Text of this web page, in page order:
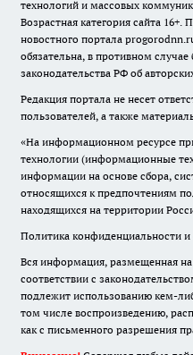
технологий и массовых
Возрастная категория сайта
новостного портала
обязательна, в противном
законодательства РФ об
Редакция портала не несет
пользователей, а также
«На информационном ресурсе
технологии (информационные
информации на основе сбора,
относящихся к предпочтениям
находящихся на территории
Политика конфиденциальности
Вся информация, размещенная на
соответствии с
подлежит использованию кем-
том числе воспроизведению,
как с письменного разрешения